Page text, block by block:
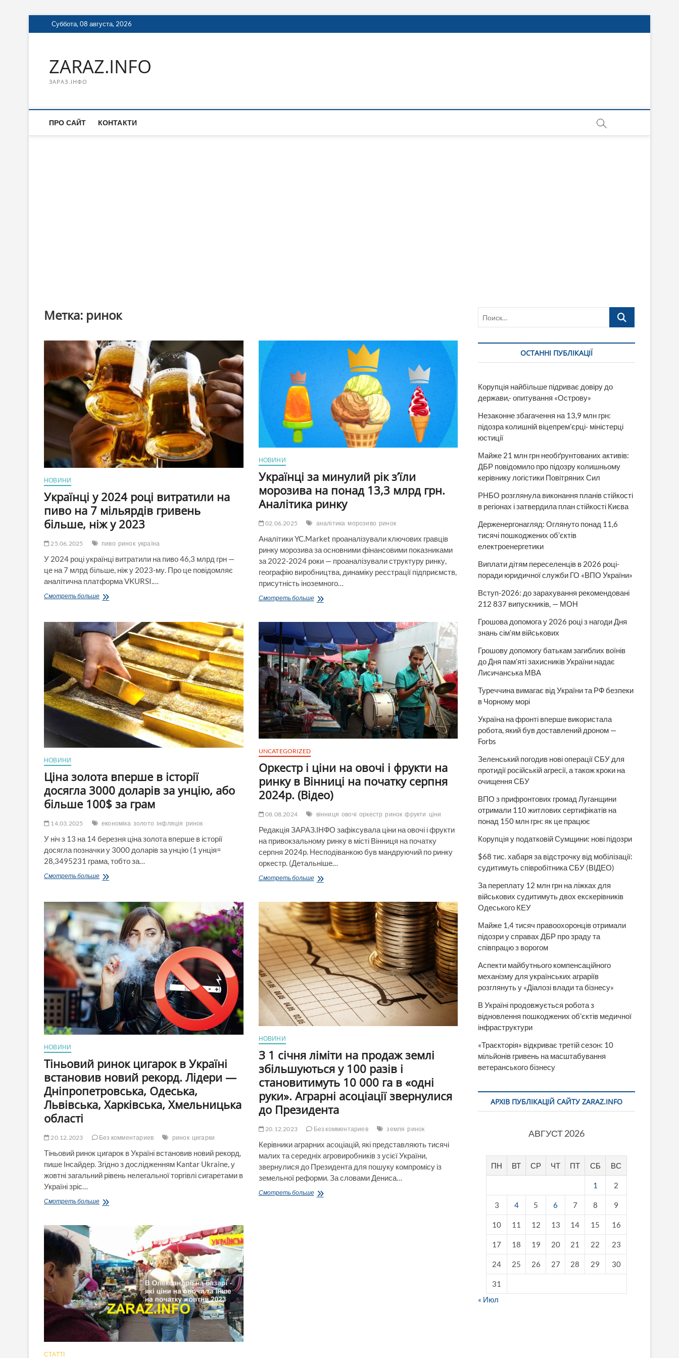
Перейти
к
Суббота, 08 августа, 2026
ZARAZ.INFO
ЗАРАЗ.ІНФО
ПРО САЙТ КОНТАКТИ
Метка: ринок
НОВИНИ
Українці у 2024 році витратили на
пиво на 7 мільярдів гривень
більше, ніж у 2023
25.06.2025 пиво ринок україна
У 2024 році українці витратили на пиво 46,3 млрд грн —
це на 7 млрд більше, ніж у 2023-му. Про це повідомляє
аналітична платформа VKURSI.…
Смотреть большеУкраїнці
році
витратили
на
пиво
на
7
мільярдів
гривень
більше,
ніж
у
2023
НОВИНИ
Українці за минулий рік зʼїли
морозива на понад 13,3 млрд грн.
Аналітика ринку
02.06.2025 аналітика морозиво ринок
Аналітики YC.Market проаналізували ключових гравців
ринку морозива за основними фінансовими показниками
за 2022-2024 роки — проаналізували структуру ринку,
географію виробництва, динаміку реєстрації підприємств,
присутність іноземного…
Смотреть большеУкраїнці
рік
морозива
понад
13,3
млрд
грн.
Аналітика
ринку
НОВИНИ
Ціна золота вперше в історії
досягла 3000 доларів за унцію, або
більше 100$ за грам
14.03.2025 економіка золото інфляція ринок
У ніч з 13 на 14 березня ціна золота вперше в історії
досягла позначки у 3000 доларів за унцію (1 унція=
28,3495231 грама, тобто за…
Смотреть большеЦіна
в
історії
досягла
3000
доларів
за
унцію,
або
більше
100$
за
грам
UNCATEGORIZED
Оркестр і ціни на овочі і фрукти на
ринку в Вінниці на початку серпня
2024р. (Відео)
08.08.2024 вінниця овочі оркестр ринок фрукти ціни
Редакція ЗАРАЗ.ІНФО зафіксувала ціни на овочі і фрукти
на привокзальному ринку в місті Вінниця на початку
серпня 2024р. Несподіванкою був мандруючий по ринку
оркестр. (Детальніше…
Смотреть большеОркестр
на
овочі
і
фрукти
на
ринку
в
Вінниці
на
початку
серпня
2024р.
(Відео)
НОВИНИ
Тіньовий ринок цигарок в Україні
встановив новий рекорд. Лідери —
Дніпропетровська, Одеська,
Львівська, Харківська, Хмельницька
області
20.12.2023 Без комментариев ринок цигарки
Тіньовий ринок цигарок в Україні встановив новий рекорд,
пише Інсайдер. Згідно з дослідженням Kantar Ukraine, у
жовтні загальний рівень нелегальної торгівлі сигаретами в
Україні зріс…
Смотреть большеТіньовий
новий
рекорд.
Лідери
—
Дніпропетровська,
Одеська,
Львівська,
Харківська,
Хмельницька
області
НОВИНИ
З 1 січня ліміти на продаж землі
збільшуються у 100 разів і
становитимуть 10 000 га в «одні
руки». Аграрні асоціації звернулися
до Президента
20.12.2023 Без комментариев земля ринок
Керівники аграрних асоціацій, які представляють тисячі
малих та середніх агровиробників з усієї України,
звернулися до Президента для пошуку компромісу із
земельної реформи. За словами Дениса…
Смотреть большеЗ
СТАТТІ
Поиск…
ОСТАННІ ПУБЛІКАЦІЇ
Корупція найбільше підриває довіру до
держави,- опитування «Острову»
Незаконне збагачення на 13,9 млн грн:
підозра колишній віцепрем’єрці- міністерці
юстиції
Майже 21 млн грн необґрунтованих активів:
ДБР повідомило про підозру колишньому
керівнику логістики Повітряних Сил
РНБО розглянула виконання планів стійкості
в регіонах і затвердила план стійкості Києва
Держенергонагляд: Оглянуто понад 11,6
тисячі пошкоджених об’єктів
електроенергетики
Виплати дітям переселенців в 2026 році-
поради юридичної служби ГО «ВПО України»
Вступ-2026: до зарахування рекомендовані
212 837 випускників, — МОН
Грошова допомога у 2026 році з нагоди Дня
знань сім’ям військових
Грошову допомогу батькам загиблих воїнів
до Дня пам’яті захисників України надає
Лисичанська МВА
Туреччина вимагає від України та РФ безпеки
в Чорному морі
Україна на фронті вперше використала
робота, який був доставлений дроном —
Forbs
Зеленський погодив нові операції СБУ для
протидії російській агресії, а також кроки на
очищення СБУ
ВПО з прифронтових громад Луганщини
отримали 110 житлових сертифікатів на
понад 150 млн грн: як це працює
Корупція у податковій Сумщини: нові підозри
$68 тис. хабаря за відстрочку від мобілізації:
судитимуть співробітника СБУ (ВІДЕО)
За переплату 12 млн грн на ліжках для
військових судитимуть двох екскерівників
Одеського КЕУ
Майже 1,4 тисяч правоохоронців отримали
підозри у справах ДБР про зраду та
співпрацю з ворогом
Аспекти майбутнього компенсаційного
механізму для українських аграріїв
розглянуть у «Діалозі влади та бізнесу»
В Україні продовжується робота з
відновлення пошкоджених об’єктів медичної
інфраструктури
«Траєкторія» відкриває третій сезон: 10
мільйонів гривень на масштабування
ветеранського бізнесу
АРХІВ ПУБЛІКАЦІЙ САЙТУ ZARAZ.INFO
АВГУСТ 2026
ПН ВТ СР ЧТ ПТ СБ ВС
1 2
3 4 5 6 7 8 9
10 11 12 13 14 15 16
17 18 19 20 21 22 23
24 25 26 27 28 29 30
31
« Июл